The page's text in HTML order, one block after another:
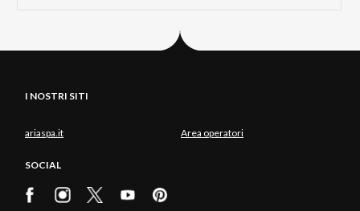
I NOSTRI SITI
ariaspa.it Area operatori
SOCIAL